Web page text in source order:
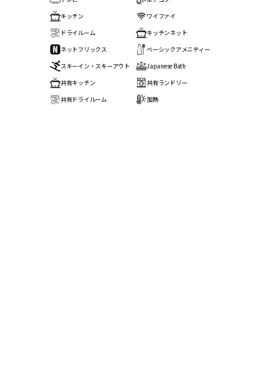
キッチン
ワイファイ
ドライルーム
キッチンネット
ネットフリックス
ベーシックアメニティー
スキーイン・スキーアウト
Japanese Bath
共有キッチン
共有ランドリー
共有ドライルーム
加熱